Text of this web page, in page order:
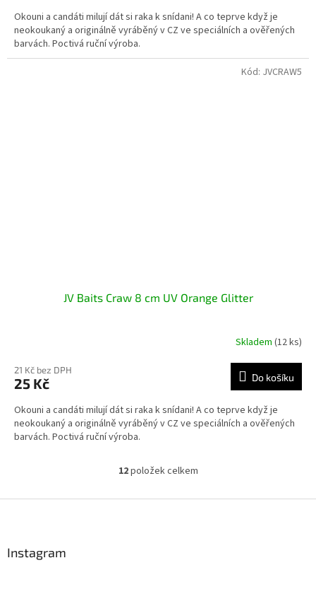
Okouni a candáti milují dát si raka k snídani! A co teprve když je
neokoukaný a originálně vyráběný v CZ ve speciálních a ověřených
barvách. Poctivá ruční výroba.
JV Baits Craw 8 cm UV Orange Glitter
Skladem (12 ks)
21 Kč bez DPH
25 Kč Do košíku
Okouni a candáti milují dát si raka k snídani! A co teprve když je
neokoukaný a originálně vyráběný v CZ ve speciálních a ověřených
barvách. Poctivá ruční výroba.
Kód: JVCRAW5
O
l
12položek celkem
Instagram